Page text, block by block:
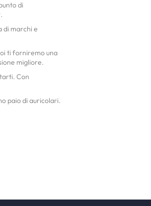
di
di marchi e
ti forniremo una
migliore.
Con
paio di auricolari.